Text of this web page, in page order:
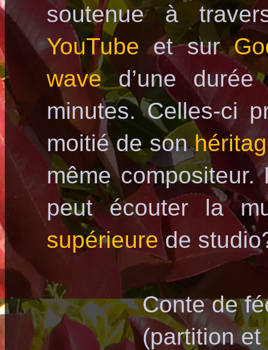
soutenue à
YouTube et sur
wave
d’une
minutes. Celles-ci
moitié de son
même
peut écouter la
supérieurede
Conte de
(partition et